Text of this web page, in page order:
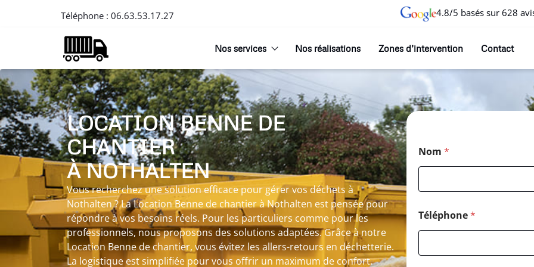
Téléphone : 06.63.53.17.27 4.8/5 basés sur 628
Nos services Nos réalisations Zones d’intervention Contact
LOCATION BENNE DE
CHANTIER
À NOTHALTEN
Vous recherchez une solution efficace pour gérer vos déchets à
Nothalten ? La Location Benne de chantier à Nothalten est pensée pour
répondre à vos besoins réels. Pour les particuliers comme pour les
professionnels, nous proposons des solutions adaptées. Grâce à notre
Location Benne de chantier, vous évitez les allers-retours en déchetterie.
La logistique est simplifiée pour vous offrir un maximum de confort.
Nom *
Téléphone*